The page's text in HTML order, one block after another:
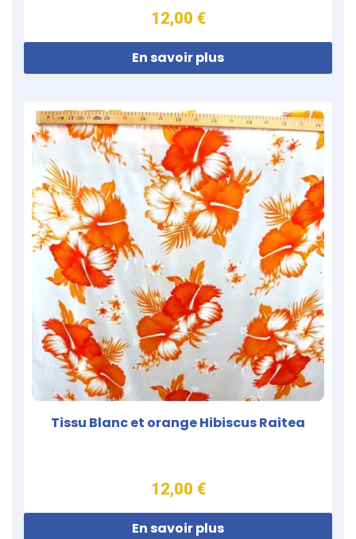
12,00 €
En savoir plus
Tissu Blanc et orange Hibiscus Raitea
12,00 €
En savoir plus